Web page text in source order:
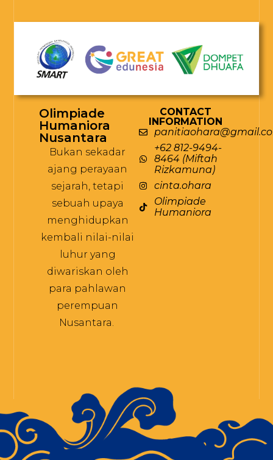
Olimpiade
Humaniora
Nusantara
Bukan sekadar
ajang perayaan
sejarah, tetapi
sebuah upaya
menghidupkan
kembali nilai-nilai
luhur yang
diwariskan oleh
para pahlawan
perempuan
Nusantara.
CONTACT
INFORMATION
+62 812-9494-
8464 (Miftah
Rizkamuna)
cinta.ohara
Olimpiade
Humaniora